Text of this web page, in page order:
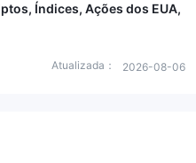
Índices, Ações dos EUA,
Atualizada： 2026-08-06